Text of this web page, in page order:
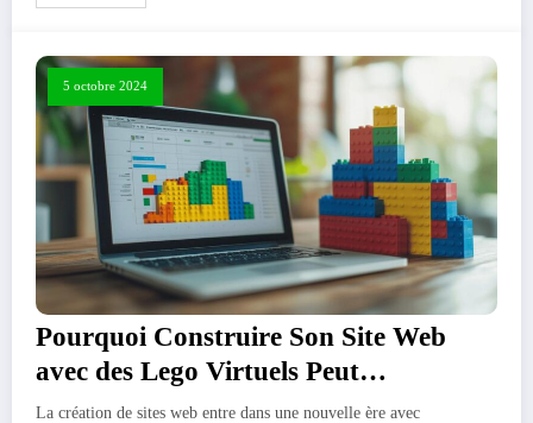
5 octobre 2024
Pourquoi Construire Son Site Web
avec des Lego Virtuels Peut
Revolutionner Votre Entreprise : La
La création de sites web entre dans une nouvelle ère avec